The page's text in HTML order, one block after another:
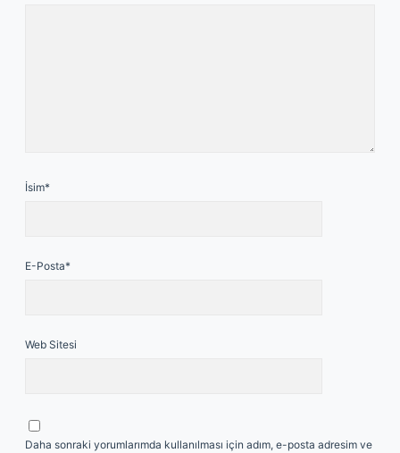
İsim*
E-Posta*
Web Sitesi
Daha sonraki yorumlarımda kullanılması için adım, e-posta adresim ve